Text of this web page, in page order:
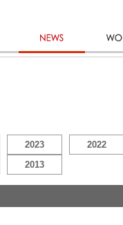
NEWS
2023
2022
2013